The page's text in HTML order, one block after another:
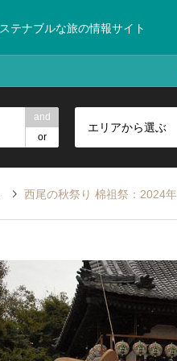
テナブルな旅の情報サイト
and
or
エリアから選ぶ
西尾の秋祭り 棉祖祭：2024